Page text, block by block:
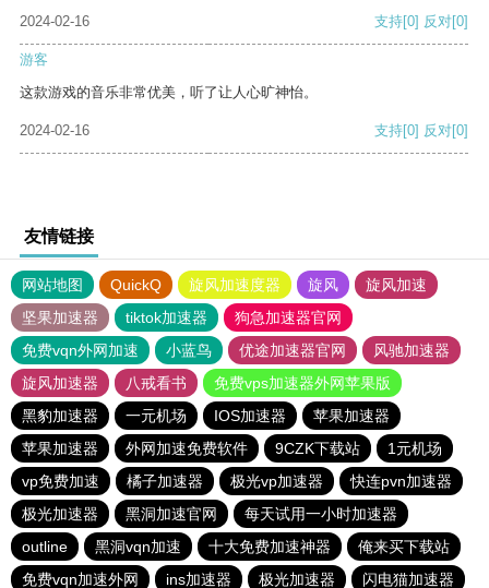
2024-02-16
支持[0] 反对[0]
游客
这款游戏的音乐非常优美，听了让人心旷神怡。
2024-02-16 支持[0] 反对[0]
友情链接
网站地图 QuickQ 旋风加速度器 旋风
旋风加速
坚果加速器
tiktok加速器
狗急加速器官网
免费vqn外网加速
小蓝鸟 优途加速器官网
风驰加速器
旋风加速器
八戒看书
免费vps加速器外网苹果版
黑豹加速器
一元机场 IOS加速器
苹果加速器
苹果加速器
外网加速免费软件 9CZK下载站
1元机场
vp免费加速
橘子加速器 极光vp加速器
快连pvn加速器
极光加速器
黑洞加速官网
每天试用一小时加速器
outline
黑洞vqn加速 十大免费加速神器
俺来买下载站
免费vqn加速外网
ins加速器 极光加速器 闪电猫加速器